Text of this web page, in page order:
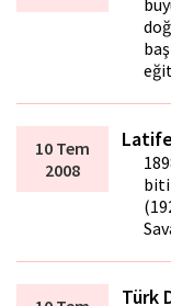
10 Tem
2008
Türk